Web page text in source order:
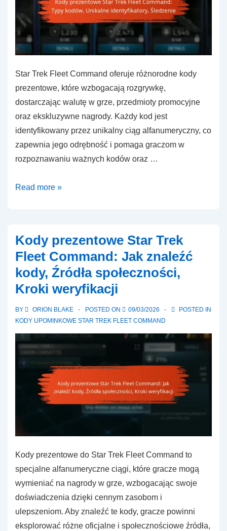
Star Trek Fleet Command oferuje różnorodne kody
prezentowe, które wzbogacają rozgrywkę,
dostarczając walutę w grze, przedmioty promocyjne
oraz ekskluzywne nagrody. Każdy kod jest
identyfikowany przez unikalny ciąg alfanumeryczny, co
zapewnia jego odrębność i pomaga graczom w
rozpoznawaniu ważnych kodów oraz …
Kody
Fleet
Command:
Typy
kodów,
identyfikatory,
Read more »
Kody prezentowe Star Trek
Fleet Command: Jak znaleźć
kody, Źródła społeczności,
Kroki weryfikacji
BY ORION BLAKE POSTED ON 09/03/2026
POSTED IN
KODY UPOMINKOWE STAR TREK FLEET COMMAND
Kody prezentowe do Star Trek Fleet Command to
specjalne alfanumeryczne ciągi, które gracze mogą
wymieniać na nagrody w grze, wzbogacając swoje
doświadczenia dzięki cennym zasobom i
ulepszeniom. Aby znaleźć te kody, gracze powinni
eksplorować różne oficjalne i społecznościowe źródła,